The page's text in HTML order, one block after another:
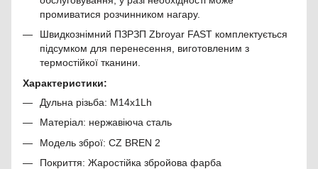
промиватися розчинником нагару.
Швидкознімний ПЗРЗП Zbroyar FAST комплектується
підсумком для перенесення, виготовленим з
термостійкої тканини.
Характеристики:
Дульна різьба: M14x1Lh
Матеріал: нержавіюча сталь
Модель зброї: CZ BREN 2
Покриття: Жаростійка збройова фарба